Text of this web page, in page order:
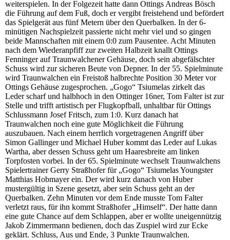
weiterspielen. In der Folgezeit hatte dann Ottings Andreas Bösch
die Führung auf dem Fuß, doch er vergibt freistehend und befördert
das Spielgerät aus fünf Metern über den Querbalken. In der 6-
minütigen Nachspielzeit passierte nicht mehr viel und so gingen
beide Mannschaften mit einem 0:0 zum Pausentee. Acht Minuten
nach dem Wiederanpfiff zur zweiten Halbzeit knallt Ottings
Fenninger auf Traunwalchener Gehäuse, doch sein abgefälschter
Schuss wird zur sicheren Beute von Depner. In der 55. Spielminute
wird Traunwalchen ein Freistoß halbrechte Position 30 Meter vor
Ottings Gehäuse zugesprochen. „Gogo“ Tsiumelas zirkelt das
Leder scharf und halbhoch in den Ottinger 16ner, Tom Falter ist zur
Stelle und trifft artistisch per Flugkopfball, unhaltbar für Ottings
Schlussmann Josef Fritsch, zum 1:0. Kurz danach hat
Traunwalchen noch eine gute Möglichkeit die Führung
auszubauen. Nach einem herrlich vorgetragenen Angriff über
Simon Gallinger und Michael Huber kommt das Leder auf Lukas
Wartha, aber dessen Schuss geht um Haaresbreite am linken
Torpfosten vorbei. In der 65. Spielminute wechselt Traunwalchens
Spielertrainer Gerry Straßhofer für „Gogo“ Tsiumelas Youngster
Matthias Hobmayer ein. Der wird kurz danach von Huber
mustergültig in Szene gesetzt, aber sein Schuss geht an der
Querbalken. Zehn Minuten vor dem Ende musste Tom Falter
verletzt raus, für ihn kommt Straßhofer „Himself“. Der hatte dann
eine gute Chance auf dem Schlappen, aber er wollte uneigennützig
Jakob Zimmermann bedienen, doch das Zuspiel wird zur Ecke
geklärt. Schluss, Aus und Ende, 3 Punkte Traunwalchen.